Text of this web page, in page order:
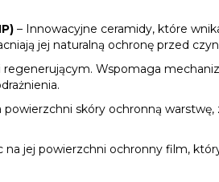
– Innowacyjne ceramidy, które
jej naturalną ochronę przed
i regenerującym. Wspomaga
skóry ochronną
jej powierzchni ochronny film,